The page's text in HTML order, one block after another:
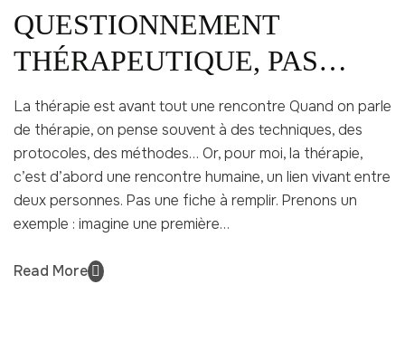
QUESTIONNEMENT
THÉRAPEUTIQUE, PAS
D’ANAMNÈSE
La thérapie est avant tout une rencontre Quand on parle
de thérapie, on pense souvent à des techniques, des
protocoles, des méthodes… Or, pour moi, la thérapie,
c’est d’abord une rencontre humaine, un lien vivant entre
deux personnes. Pas une fiche à remplir. Prenons un
exemple : imagine une première…
Read More